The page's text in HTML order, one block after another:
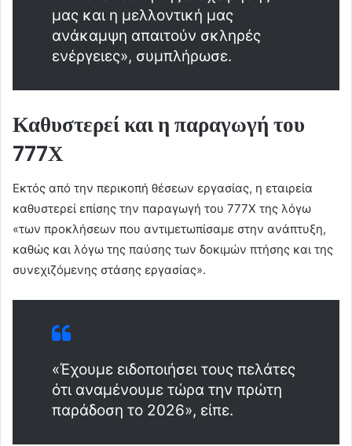
μας και η μελλοντική μας
ανάκαμψη απαιτούν σκληρές
ενέργειες», συμπλήρωσε.
Καθυστερεί και η παραγωγή του
777Χ
Εκτός από την περικοπή θέσεων εργασίας, η εταιρεία
καθυστερεί επίσης την παραγωγή του 777X της λόγω
«των προκλήσεων που αντιμετωπίσαμε στην ανάπτυξη,
καθώς και λόγω της παύσης των δοκιμών πτήσης και της
συνεχιζόμενης στάσης εργασίας».
«Έχουμε ειδοποιήσει τους πελάτες
ότι αναμένουμε τώρα την πρώτη
παράδοση το 2026», είπε.